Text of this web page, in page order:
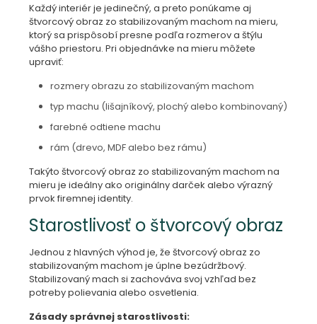
Každý interiér je jedinečný, a preto ponúkame aj
štvorcový obraz zo stabilizovaným machom na mieru,
ktorý sa prispôsobí presne podľa rozmerov a štýlu
vášho priestoru. Pri objednávke na mieru môžete
upraviť:
rozmery obrazu zo stabilizovaným machom
typ machu (lišajníkový, plochý alebo kombinovaný)
farebné odtiene machu
rám (drevo, MDF alebo bez rámu)
Takýto štvorcový obraz zo stabilizovaným machom na
mieru je ideálny ako originálny darček alebo výrazný
prvok firemnej identity.
Starostlivosť o štvorcový obraz
Jednou z hlavných výhod je, že štvorcový obraz zo
stabilizovaným machom je úplne bezúdržbový.
Stabilizovaný mach si zachováva svoj vzhľad bez
potreby polievania alebo osvetlenia.
Zásady správnej starostlivosti: